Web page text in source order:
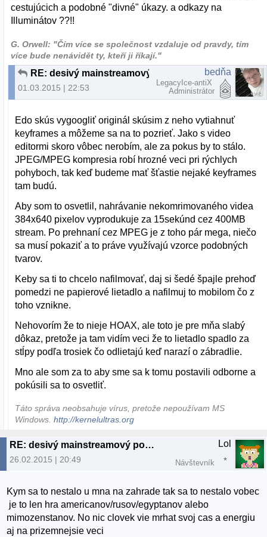
cestujúcich a podobné "divné" úkazy. a odkazy na
Illuminátov ??!!
G. Orwell: "Čím více se společnost vzdaluje od pravdy, tím
více bude nenávidět ty, kteří ji říkají."
01.03.2015 | 22:53
bedňa
LegacyIce-antiX
Administrátor
Edo skús vygoogliť originál skúsim z neho vytiahnuť
keyframes a môžeme sa na to pozrieť. Jako s video
editormi skoro vôbec nerobím, ale za pokus by to stálo.
JPEG/MPEG kompresia robí hrozné veci pri rýchlych
pohyboch, tak keď budeme mať šťastie nejaké keyframes
tam budú.
Aby som to osvetlil, nahrávanie nekomrimovaného videa
384x640 pixelov vyprodukuje za 15sekúnd cez 400MB
stream. Po prehnaní cez MPEG je z toho pár mega, niečo
sa musí pokaziť a to práve využívajú vzorce podobných
tvarov.
Keby sa ti to chcelo nafilmovať, daj si šedé špajle prehoď
pomedzi ne papierové lietadlo a nafilmuj to mobilom čo z
toho vznikne.
Nehovorím že to nieje HOAX, ale toto je pre mňa slabý
dôkaz, pretože ja tam vidím veci že to lietadlo spadlo za
stĺpy podľa trosiek čo odlietajú keď narazí o zábradlie.
Mno ale som za to aby sme sa k tomu postavili odborne a
pokúsili sa to osvetliť.
Táto správa neobsahuje vírus, pretože nepoužívam MS
Windows.http://kernelultras.org
RE: desivý mainstreamový podvrh
26.02.2015 | 20:49
Lol
Návštevník
Kym sa to nestalo u mna na zahrade tak sa to nestalo vobec
je to len hra americanov/rusov/egyptanov alebo
mimozenstanov. No nic clovek vie mrhat svoj cas a energiu
aj na prizemnejsie veci